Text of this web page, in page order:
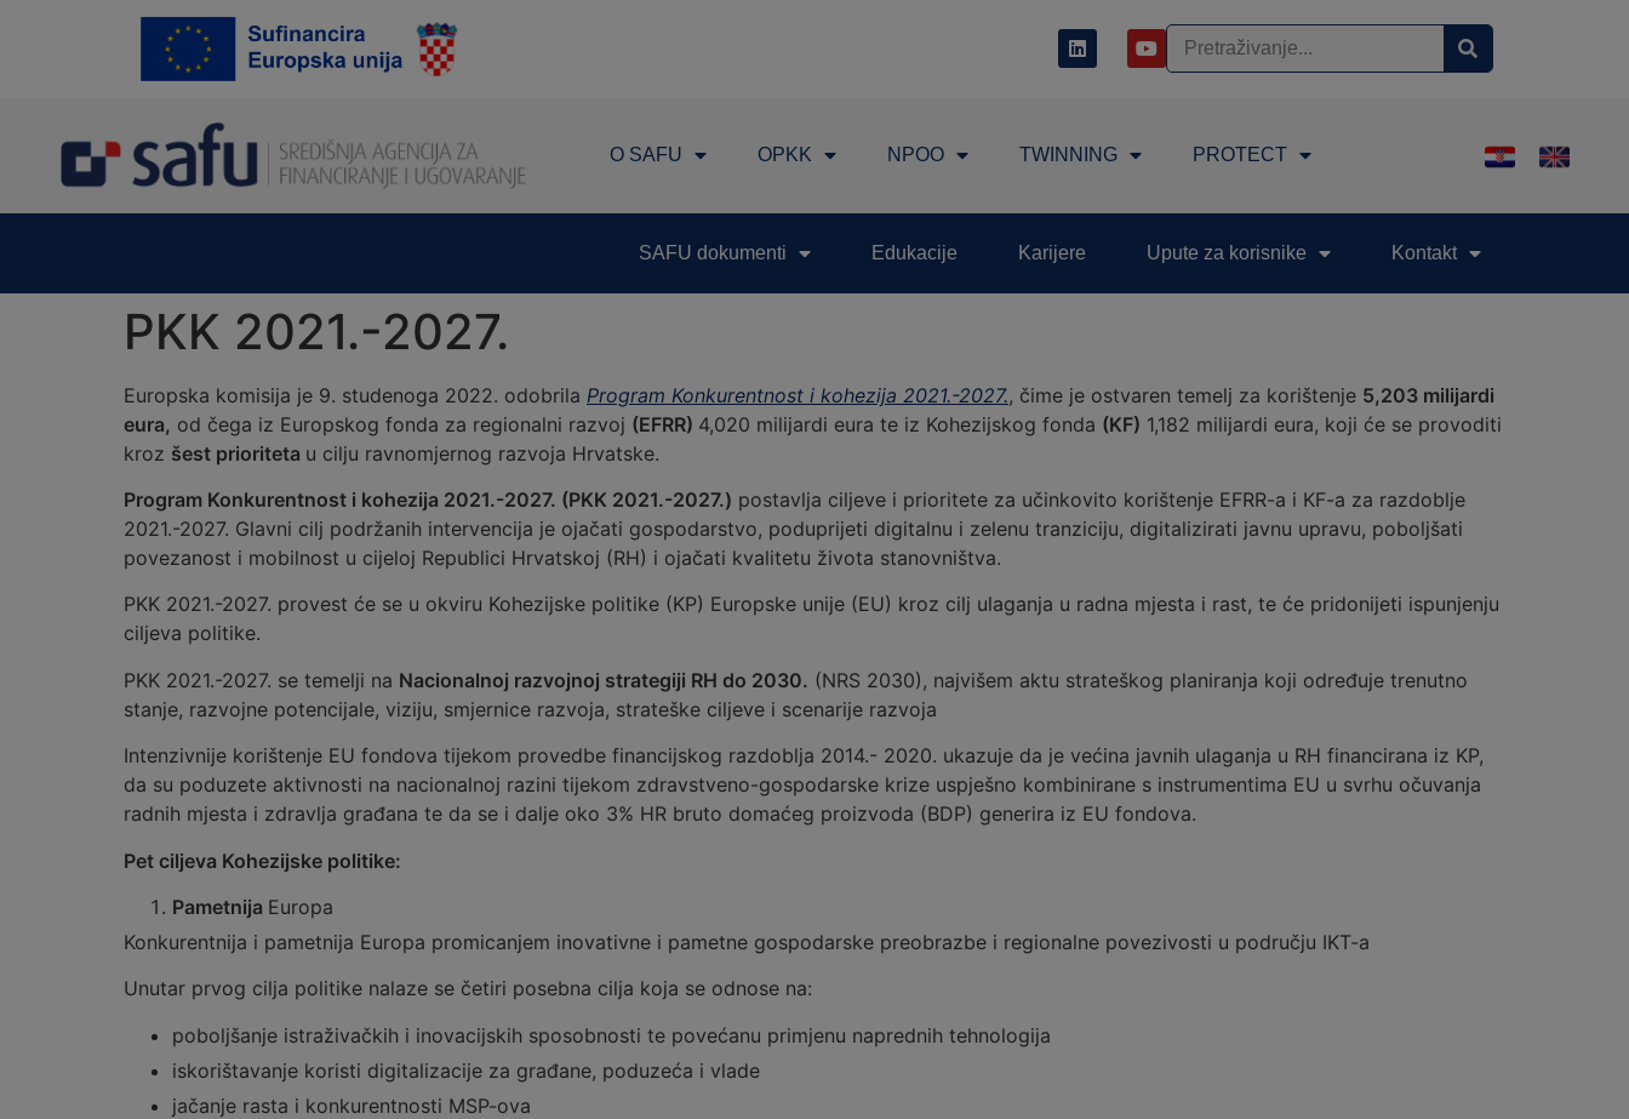
O SAFU OPKK NPOO TWINNING PROTECT
SAFU dokumenti Edukacije Karijere Upute za korisnike Kontakt
PKK 2021.-2027.
Europska komisija je 9. studenoga 2022. odobrila Program Konkurentnost i kohezija 2021.-2027., čime je ostvaren temelj za korištenje 5,203 milijardi
eura, od čega iz Europskog fonda za regionalni razvoj (EFRR) 4,020 milijardi eura te iz Kohezijskog fonda (KF) 1,182 milijardi eura, koji će se provoditi
kroz šest prioriteta u cilju ravnomjernog razvoja Hrvatske.
Program Konkurentnost i kohezija 2021.-2027. (PKK 2021.-2027.) postavlja ciljeve i prioritete za učinkovito korištenje EFRR-a i KF-a za razdoblje
2021.-2027. Glavni cilj podržanih intervencija je ojačati gospodarstvo, poduprijeti digitalnu i zelenu tranziciju, digitalizirati javnu upravu, poboljšati
povezanost i mobilnost u cijeloj Republici Hrvatskoj (RH) i ojačati kvalitetu života stanovništva.
PKK 2021.-2027. provest će se u okviru Kohezijske politike (KP) Europske unije (EU) kroz cilj ulaganja u radna mjesta i rast, te će pridonijeti ispunjenju
ciljeva politike.
PKK 2021.-2027. se temelji na Nacionalnoj razvojnoj strategiji RH do 2030. (NRS 2030), najvišem aktu strateškog planiranja koji određuje trenutno
stanje, razvojne potencijale, viziju, smjernice razvoja, strateške ciljeve i scenarije razvoja
Intenzivnije korištenje EU fondova tijekom provedbe financijskog razdoblja 2014.- 2020. ukazuje da je većina javnih ulaganja u RH financirana iz KP,
da su poduzete aktivnosti na nacionalnoj razini tijekom zdravstveno-gospodarske krize uspješno kombinirane s instrumentima EU u svrhu očuvanja
radnih mjesta i zdravlja građana te da se i dalje oko 3% HR bruto domaćeg proizvoda (BDP) generira iz EU fondova.
Pet ciljeva Kohezijske politike:
Pametnija Europa
Konkurentnija i pametnija Europa promicanjem inovativne i pametne gospodarske preobrazbe i regionalne povezivosti u području IKT-a
Unutar prvog cilja politike nalaze se četiri posebna cilja koja se odnose na:
poboljšanje istraživačkih i inovacijskih sposobnosti te povećanu primjenu naprednih tehnologija
iskorištavanje koristi digitalizacije za građane, poduzeća i vlade
jačanje rasta i konkurentnosti MSP-ova